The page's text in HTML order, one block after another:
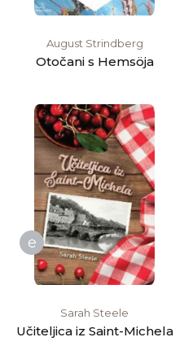
August Strindberg
Otočani s Hemsöja
e
Sarah Steele
Učiteljica iz Saint-Michela